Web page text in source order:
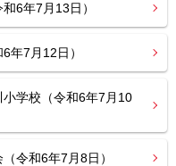
6年7月13日）
7月12日）
学校（令和6年7月10
令和6年7月8日）